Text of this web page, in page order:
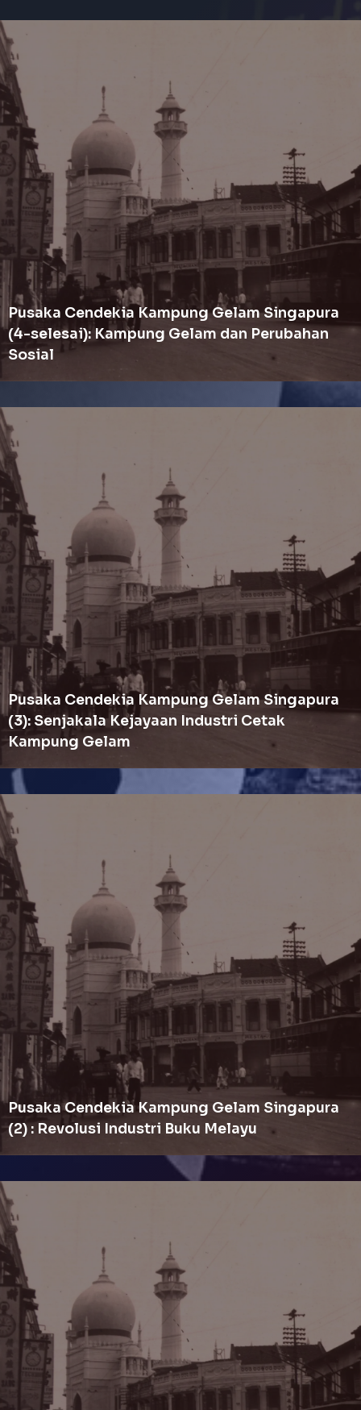
Pusaka Cendekia Kampung Gelam Singapura
(4-selesai): Kampung Gelam dan Perubahan
Sosial
Pusaka Cendekia Kampung Gelam Singapura
(3): Senjakala Kejayaan Industri Cetak
Kampung Gelam
Pusaka Cendekia Kampung Gelam Singapura
(2) : Revolusi Industri Buku Melayu